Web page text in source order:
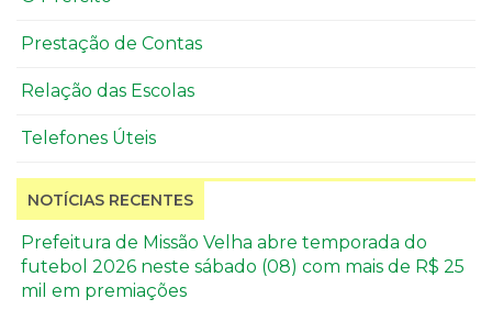
Prestação de Contas
Relação das Escolas
Telefones Úteis
NOTÍCIAS RECENTES
Prefeitura de Missão Velha abre temporada do
futebol 2026 neste sábado (08) com mais de R$ 25
mil em premiações